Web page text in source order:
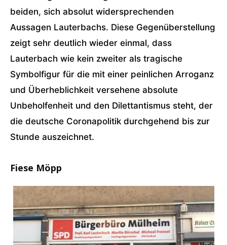
beiden, sich absolut widersprechenden
Aussagen Lauterbachs. Diese Gegenüberstellung
zeigt sehr deutlich wieder einmal, dass
Lauterbach wie kein zweiter als tragische
Symbolfigur für die mit einer peinlichen Arroganz
und Überheblichkeit versehene absolute
Unbeholfenheit und den Dilettantismus steht, der
die deutsche Coronapolitik durchgehend bis zur
Stunde auszeichnet.
Fiese Möpp